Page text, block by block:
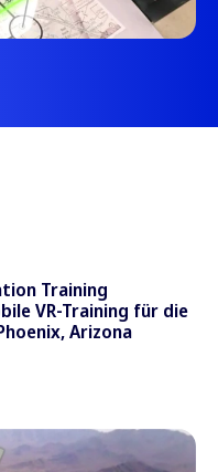
Training
VR-Training für die
Arizona